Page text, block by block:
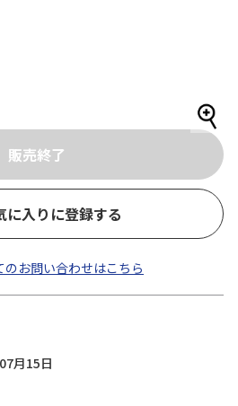
に入りに登録する
のお問い合わせはこちら
月15日